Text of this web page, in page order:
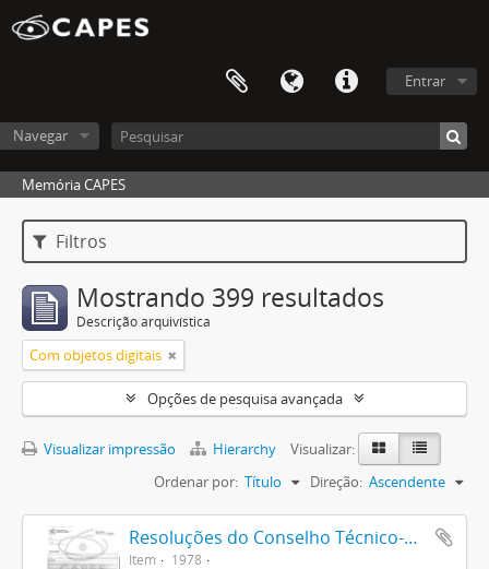
Entrar
Navegar
Memória CAPES
Filtros
Mostrando 399 resultados
Descrição arquivística
Com objetos digitais
Opções de pesquisa avançada
Visualizar impressão Hierarchy
Visualizar:
Ordenar por: Título Direção: Ascendente
Resoluções do Conselho Técnico-Administrativo (1974-1982)
Item
1978